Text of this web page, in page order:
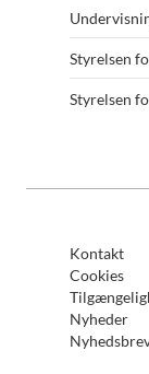
Styrelsen
Styrelsen
Kontakt
Cookies
Nyheder